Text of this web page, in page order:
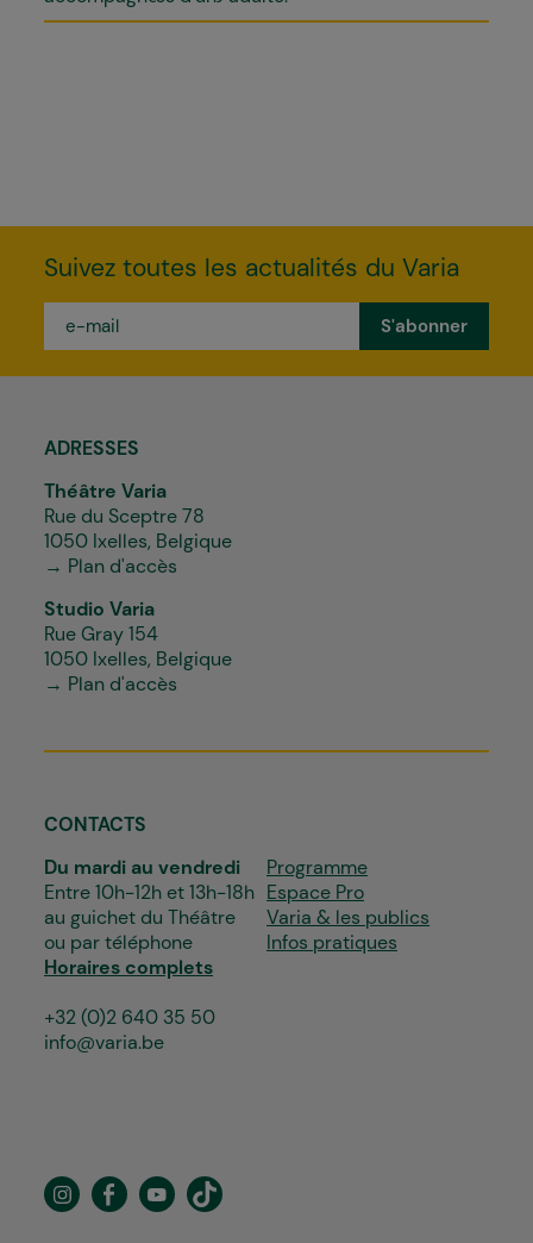
Suivez toutes les actualités du Varia
mail
ADRESSES
Théâtre Varia
Rue du Sceptre 78
1050 Ixelles, Belgique
→ Plan d'accès
Studio Varia
Rue Gray 154
1050 Ixelles, Belgique
→ Plan d'accès
CONTACTS
Du mardi au vendredi
Entre 10h-12h et 13h-18h
au guichet du Théâtre
ou par téléphone
Horaires complets
+32 (0)2 640 35 50
info@varia.be
Programme
Espace Pro
Varia & les publics
Infos pratiques